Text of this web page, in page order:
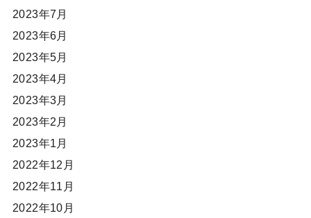
2023年7月
2023年6月
2023年5月
2023年4月
2023年3月
2023年2月
2023年1月
2022年12月
2022年11月
2022年10月